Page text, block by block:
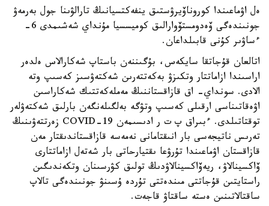
ەل اۋماعىندا كوروناۆيرۋستىق ينفەكتسيانىڭ تارالۋىنا جول بەرمەۋ
جونىندەگى ۆەدومستۆوارالىق كوميسسيا مۇنداي شەشىمدى 6-
ءساۋىر كۇنى قابىلداعان.
اتالعان قۇجاتقا سايكەس، بۇگىننەن باستاپ شەكارالاس ەلدەر
اراسىندا ازاماتتار وتكىزۋ بەكەتتەرىن شەكتەۋسىز كەسىپ وتە
الادى. سونداي- اق قازاقستاننىڭ مەملەكەتتىك شەكاراسىن
اۋەقاتىناسى ارقىلى كەسىپ وتۋگە بەلگىلەنگەن بارلىق شەكتەۋلەر
توقتاتىلدى. ءبىراق پ ت ر ادىسىمەن COVID-19 زەرتتەۋىنىڭ
تەرىس ناتيجەسى بار انىقتامانى نەمەسە قازاقستاندىقتار مەن
قازاقستان اۋماعىندا تۇرۋعا ىقتيارحاتى بار شەتەل ازاماتتارى
ۆاكسينالاۋ، ريەۆاكسينالاۋدىڭ تولىق كۋرسىنان وتكەندىگىن
راستايتىن قۇجاتتى مىندەتتى تۇردە ۇسىنۋ جونىندەگى تالاپ
ساقتالاتىنىن ەستە ساقتاۋ قاجەت.